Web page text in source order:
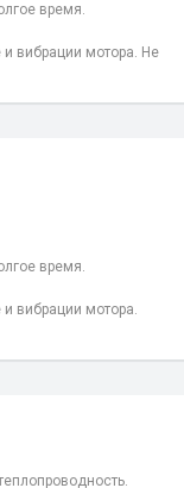
время.
вибрации мотора. Не
время.
вибрации мотора.